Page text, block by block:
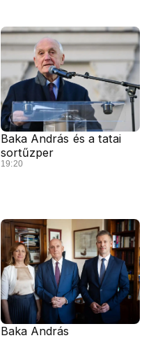
Baka András és a tatai
sortűzper
19:20
Baka András